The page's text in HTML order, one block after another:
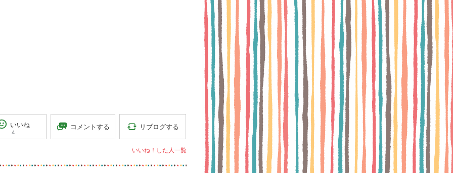
いいね
4
コメントする リブログする
いいね！した人一覧